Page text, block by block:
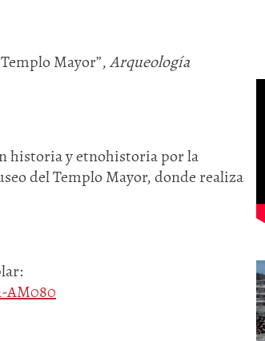
Mayor”,Arqueología
historia y etnohistoria por la
del Templo Mayor, donde realiza
AM080